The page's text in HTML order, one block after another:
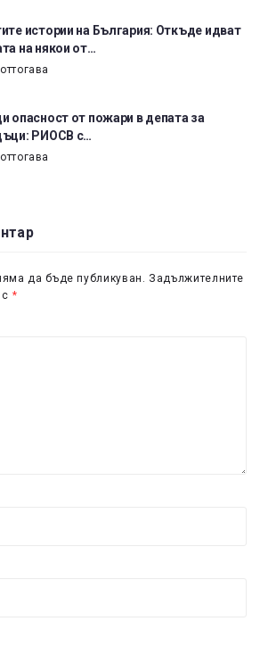
истории на България: Откъде идват
на някои от…
опасност от пожари в депата за
РИОСВ с…
да бъде публикуван. Задължителните
*